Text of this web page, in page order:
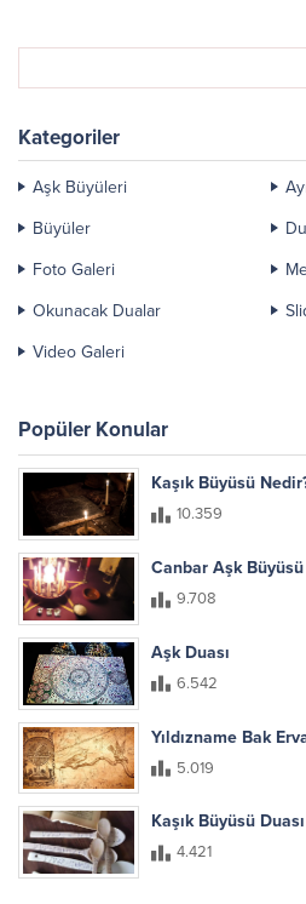
Kategoriler
Aşk Büyüleri
Büyüler
Foto Galeri
Okunacak Dualar
Video Galeri
Popüler Konular
Kaşık Büyüsü
10.359
Canbar Aşk
9.708
Aşk Duası
6.542
Yıldızname Bak
5.019
Kaşık Büyüsü
4.421